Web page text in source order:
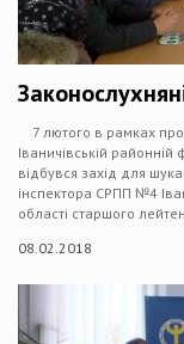
7 лютого в рамках
Іваничівській районній
відбувся захід для
інспектора СРПП №4
області старшого
08.02.2018